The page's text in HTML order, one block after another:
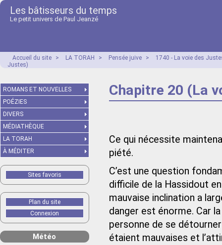
Les bâtisseurs du temps
Le petit univers de Paul Jeanzé
Accueil du site > LA TORAH > Pensée juive >
1740 - La voie des
Justes)
Chapitre 20 (La
Ce qui nécessite
piété.
C’est une question
difficile de la Hassidout
mauvaise inclination a
danger est énorme. Car
personne de se
étaient mauvaises et
ROMANS ET NOUVELLES
POÉZIES
DIVERS
MÉDIATHÈQUE
LA TORAH
À MÉDITER
Sites favoris
Plan du site
Connexion
Météo